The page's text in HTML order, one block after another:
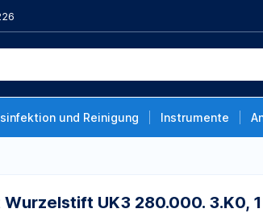
und Reinigung Instrumente
280.000. 3.K0, 1 Packung à
UK3 280.000. 3.K0,